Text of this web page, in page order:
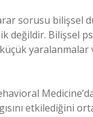
sorusu bilişsel
değildir. Bilişsel
yaralanmalar
etkilediğini